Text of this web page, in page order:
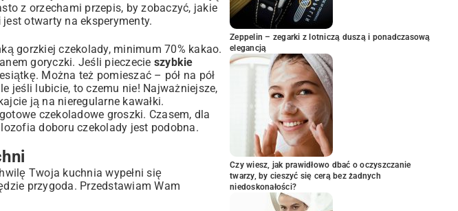
z orzechami przepis, by zobaczyć, jakie
jest otwarty na eksperymenty.
gorzkiej czekolady, minimum 70% kakao.
goryczki. Jeśli pieczecie szybkie
Można też pomieszać – pół na pół
jeśli lubicie, to czemu nie! Najważniejsze,
ją na nieregularne kawałki.
czekoladowe groszki. Czasem, dla
doboru czekolady jest podobna.
Twoja kuchnia wypełni się
przygoda. Przedstawiam Wam
Zeppelin – zegarki z lotniczą duszą i ponadczasową
elegancją
Czy wiesz, jak prawidłowo dbać o oczyszczanie
twarzy, by cieszyć się cerą bez żadnych
niedoskonałości?